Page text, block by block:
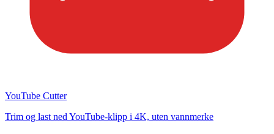
YouTube Cutter
Trim og last ned YouTube-klipp i 4K, uten vannmerke